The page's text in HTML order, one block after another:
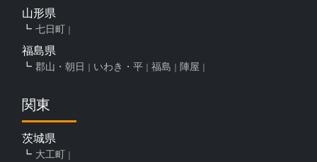
山形県
七日町
福島県
郡山・朝日 いわき・平 福島 陣屋
関東
茨城県
大工町